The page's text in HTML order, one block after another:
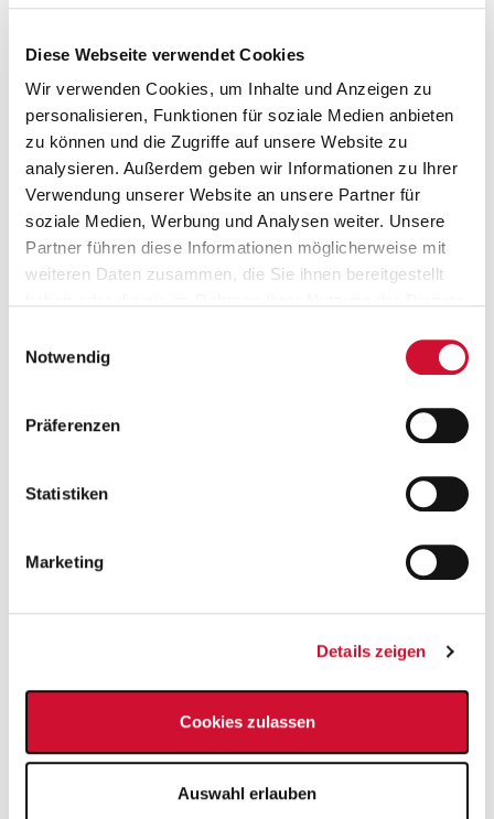
Diese Webseite verwendet Cookies
Wir verwenden Cookies, um Inhalte und Anzeigen zu
personalisieren, Funktionen für soziale Medien anbieten
zu können und die Zugriffe auf unsere Website zu
analysieren. Außerdem geben wir Informationen zu Ihrer
Verwendung unserer Website an unsere Partner für
soziale Medien, Werbung und Analysen weiter. Unsere
Partner führen diese Informationen möglicherweise mit
weiteren Daten zusammen, die Sie ihnen bereitgestellt
Wenn Sie auf „Cookies zulassen“ klicken, so stimmen
Sie der Speicherung sämtlicher Cookies zu. Sie können
Ihre Einwilligung selbstverständlich jederzeit widerrufen,
indem Sie die Cookie-Einstellungen aufrufen und diese
unserer
Notwendig
Präferenzen
Statistiken
Marketing
Details zeigen
Cookies zulassen
Auswahl erlauben
Neben einem attraktiven Gehalt analog des TVöD SuE erhalten
Jahressonderzahlung
Das Deutschlandticket erhalten Sie bei uns für 36 Euro.
Ihre Vorteile
24.12. und 31.12. arbeitsfrei
Betriebsarzt
Jobticket/Deutschlandticket
Finanzierte Fort- und Weiterbildung
Mitarbeiter*innen-Beteiligung
Mitarbeiter*innen-Events